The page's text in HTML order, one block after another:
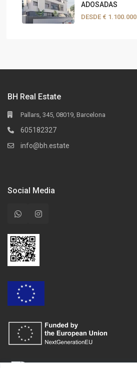
ADOSADAS
DESDE € 1.100.000
BH Real Estate
Pallars, 345, 08019, Barcelona
605182327
info@bh.estate
Social Media